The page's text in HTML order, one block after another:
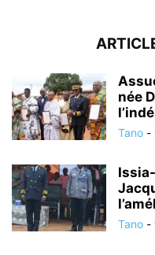
née
Tano -
Tano -